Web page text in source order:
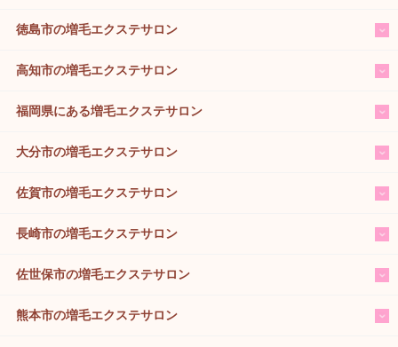
徳島市の増毛エクステサロン
高知市の増毛エクステサロン
福岡県にある増毛エクステサロン
大分市の増毛エクステサロン
佐賀市の増毛エクステサロン
長崎市の増毛エクステサロン
佐世保市の増毛エクステサロン
熊本市の増毛エクステサロン